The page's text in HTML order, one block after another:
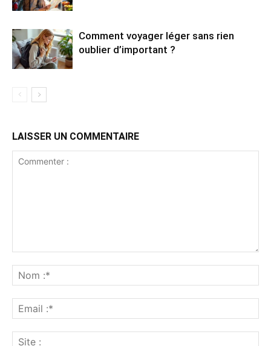
Comment voyager léger sans rien
oublier d’important ?
LAISSER UN COMMENTAIRE